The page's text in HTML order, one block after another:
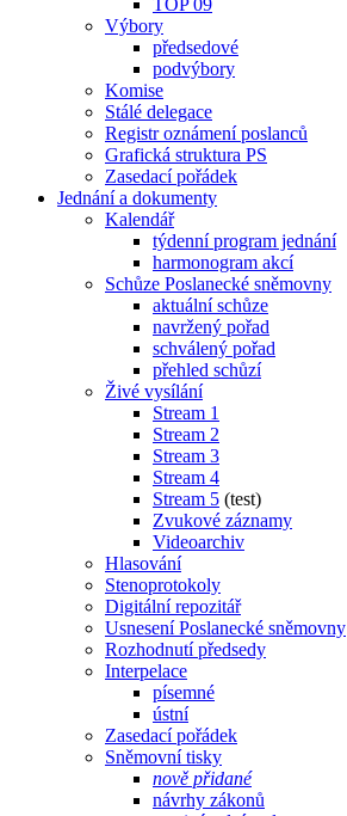
TOP 09
Výbory
předsedové
podvýbory
Komise
Stálé delegace
Registr oznámení poslanců
Grafická struktura PS
Zasedací pořádek
Jednání a dokumenty
Kalendář
týdenní program jednání
harmonogram akcí
Schůze Poslanecké sněmovny
aktuální schůze
navržený pořad
schválený pořad
přehled schůzí
Živé vysílání
Stream 1
Stream 2
Stream 3
Stream 4
Stream 5 (test)
Zvukové záznamy
Videoarchiv
Hlasování
Stenoprotokoly
Digitální repozitář
Usnesení Poslanecké sněmovny
Rozhodnutí předsedy
Interpelace
písemné
ústní
Zasedací pořádek
Sněmovní tisky
nově přidané
návrhy zákonů